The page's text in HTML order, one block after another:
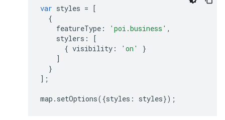
var styles = [
{
featureType : 'poi.business' ,
stylers :
[
{ visibility : 'on'
}
]
}
];
map . setOptions({styles : styles});